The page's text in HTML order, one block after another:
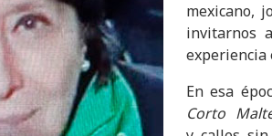
mexicano,
invitarnos
experiencia
En esa
Corto